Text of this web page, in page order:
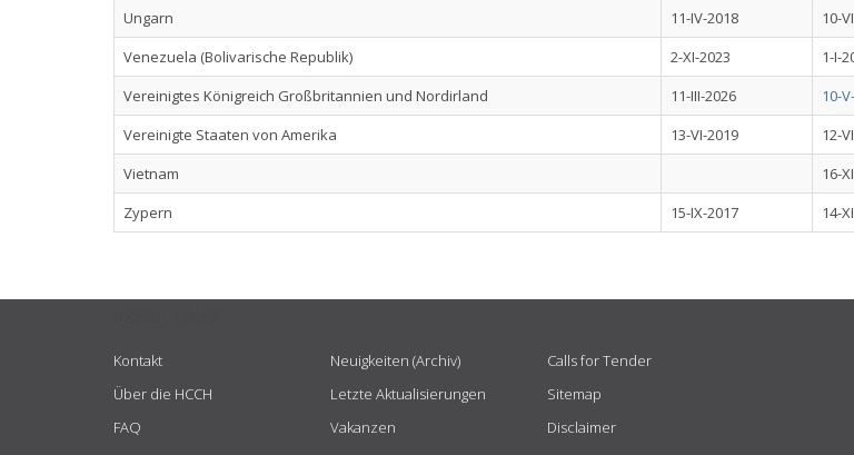
Ungarn
11-IV-2018
10-
Venezuela (Bolivarische Republik)
2-XI-2023
1-I-
Vereinigtes Königreich Großbritannien und Nordirland
11-III-2026
10-
Vereinigte Staaten von Amerika
13-VI-2019
12-
Vietnam
16-
Zypern
15-IX-2017 14-
Kontakt
Über die HCCH
FAQ
Neuigkeiten (Archiv)
Letzte Aktualisierungen
Vakanzen
Calls for Tender
Sitemap
Disclaimer